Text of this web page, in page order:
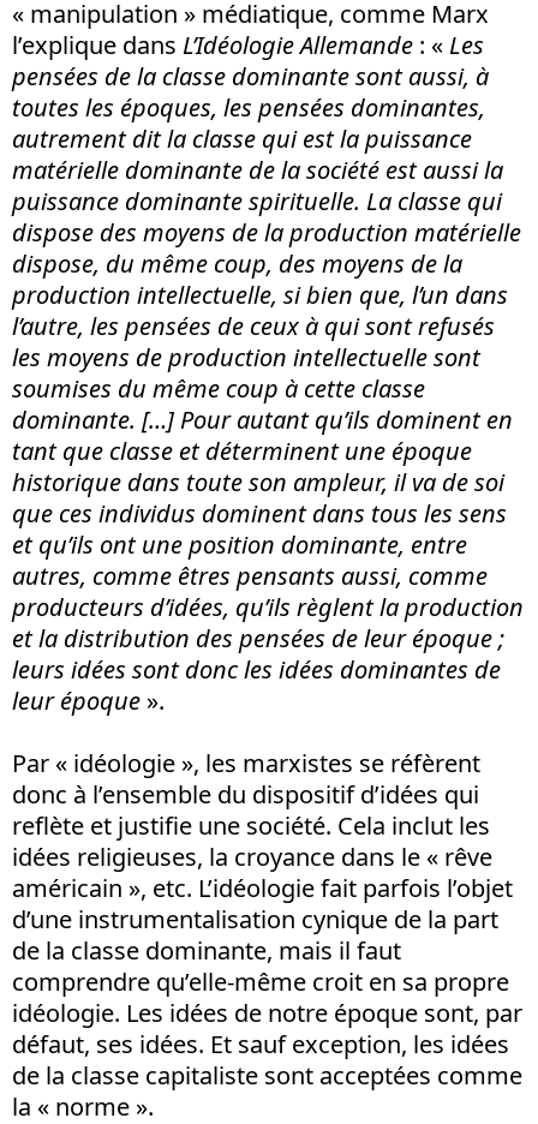
« manipulation » médiatique, comme Marx
l’explique dans L’Idéologie Allemande : « Les
pensées de la classe dominante sont aussi, à
toutes les époques, les pensées dominantes,
autrement dit la classe qui est la puissance
matérielle dominante de la société est aussi la
puissance dominante spirituelle. La classe qui
dispose des moyens de la production matérielle
dispose, du même coup, des moyens de la
production intellectuelle, si bien que, l’un dans
l’autre, les pensées de ceux à qui sont refusés
les moyens de production intellectuelle sont
soumises du même coup à cette classe
dominante. […] Pour autant qu’ils dominent en
tant que classe et déterminent une époque
historique dans toute son ampleur, il va de soi
que ces individus dominent dans tous les sens
et qu’ils ont une position dominante, entre
autres, comme êtres pensants aussi, comme
producteurs d’idées, qu’ils règlent la production
et la distribution des pensées de leur époque ;
leurs idées sont donc les idées dominantes de
leur époque ».
Par « idéologie », les marxistes se réfèrent
donc à l’ensemble du dispositif d’idées qui
reflète et justifie une société. Cela inclut les
idées religieuses, la croyance dans le « rêve
américain », etc. L’idéologie fait parfois l’objet
d’une instrumentalisation cynique de la part
de la classe dominante, mais il faut
comprendre qu’elle-même croit en sa propre
idéologie. Les idées de notre époque sont, par
défaut, ses idées. Et sauf exception, les idées
de la classe capitaliste sont acceptées comme
la « norme ».